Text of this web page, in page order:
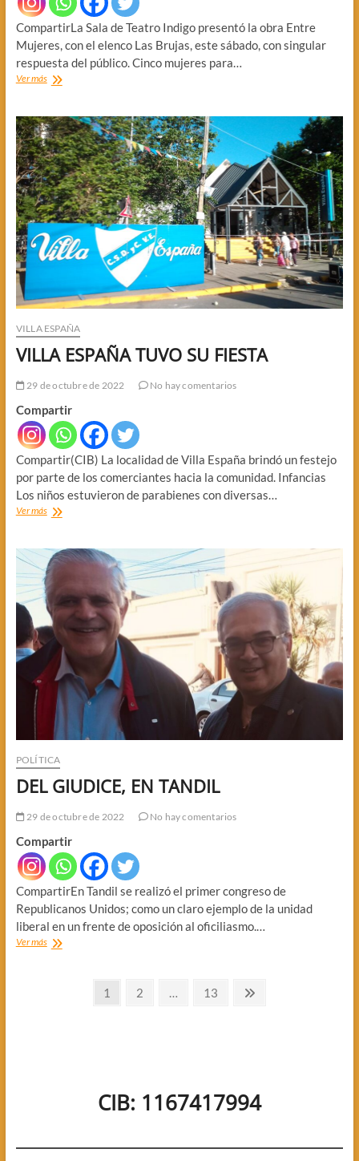
CompartirLa Sala de Teatro Indigo presentó la obra Entre
Mujeres, con el elenco Las Brujas, este sábado, con singular
respuesta del público. Cinco mujeres para…
Ver másTEATRO,
ELENCO
LAS
BRUJAS
VILLA ESPAÑA
VILLA ESPAÑA TUVO SU FIESTA
29 de octubre de 2022 No hay comentarios
Compartir
Compartir(CIB) La localidad de Villa España brindó un festejo
por parte de los comerciantes hacia la comunidad. Infancias
Los niños estuvieron de parabienes con diversas…
Ver másVILLA
SU
FIESTA
POLÍTICA
DEL GIUDICE, EN TANDIL
29 de octubre de 2022 No hay comentarios
Compartir
CompartirEn Tandil se realizó el primer congreso de
Republicanos Unidos; como un claro ejemplo de la unidad
liberal en un frente de oposición al oficiliasmo.…
Ver másDEL
PaginaciónPágina
1 Página
2 … Página
13
Página
CIB: 1167417994